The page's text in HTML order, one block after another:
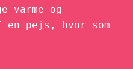
varme og
en pejs, hvor som